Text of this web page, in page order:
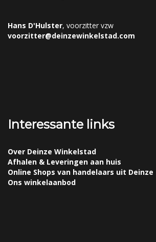
Hans D'Hulster, voorzitter vzw
voorzitter@deinzewinkelstad.com
Interessante links
Over Deinze Winkelstad
Afhalen & Leveringen aan huis
Online Shops van handelaars uit Deinze
Ons winkelaanbod